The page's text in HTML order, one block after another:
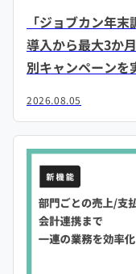
「ジョブカン年
導入から最大3か
別キャンペーンを
2026.08.05